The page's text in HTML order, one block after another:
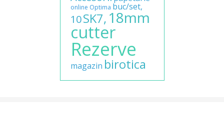
online Optima buc/set,
10SK7, 18mm
cutter
Rezerve
magazin birotica